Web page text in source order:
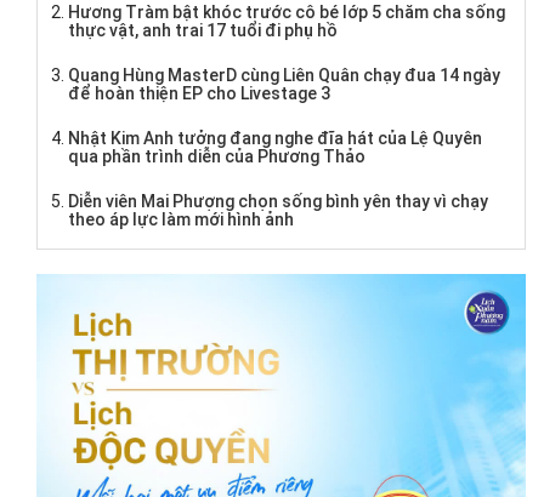
Hương Tràm bật khóc trước cô bé lớp 5 chăm cha sống
thực vật, anh trai 17 tuổi đi phụ hồ
Quang Hùng MasterD cùng Liên Quân chạy đua 14 ngày
để hoàn thiện EP cho Livestage 3
Nhật Kim Anh tưởng đang nghe đĩa hát của Lệ Quyên
qua phần trình diễn của Phương Thảo
Diễn viên Mai Phượng chọn sống bình yên thay vì chạy
theo áp lực làm mới hình ảnh